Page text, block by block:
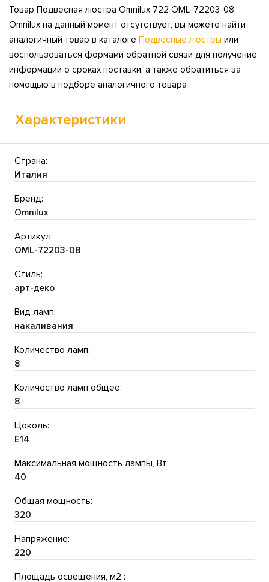
Товар Подвесная люстра Omnilux 722 OML-72203-08
Omnilux на данный момент отсутствует, вы можете найти
аналогичный товар в каталоге Подвесные люстры или
воспользоваться формами обратной связи для получение
информации о сроках поставки, а также обратиться за
помощью в подборе аналогичного товара
Характеристики
Страна:
Италия
Бренд:
Omnilux
Артикул:
OML-72203-08
Стиль:
арт-деко
Вид ламп:
накаливания
Количество ламп:
8
Количество ламп общее:
8
Цоколь:
E14
Максимальная мощность лампы, Вт:
40
Общая мощность:
320
Напряжение:
220
Площадь освещения, м2 :